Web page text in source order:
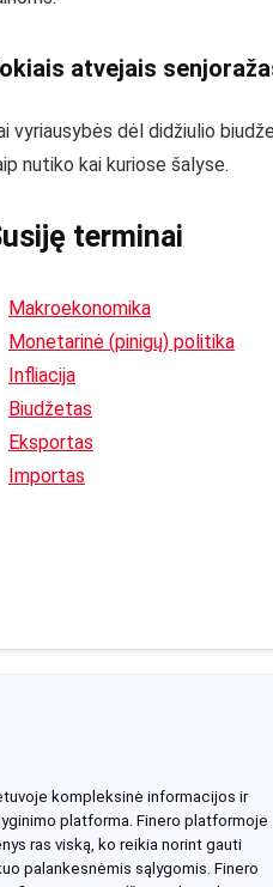
atvejais
vyriausybės dėl didžiulio
nutiko kai kuriose šalyse.
terminai
Makroekonomika
Monetarinė (pinigų) politika
Infliacija
Biudžetas
Eksportas
Importas
kompleksinė informacijos ir
platforma. Finero platformoje
ras viską, ko reikia norint gauti
palankesnėmis sąlygomis. Finero